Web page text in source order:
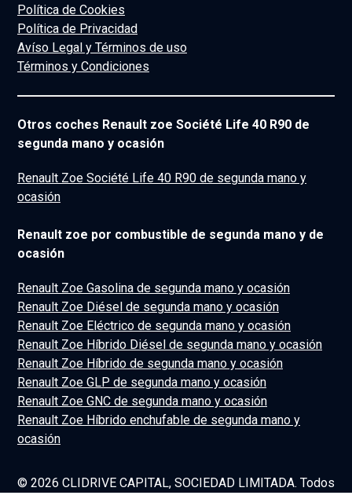
Política de Cookies
Política de Privacidad
Avíso Legal y Términos de uso
Términos y Condiciones
Otros coches Renault zoe Société Life 40 R90 de
segunda mano y ocasión
Renault Zoe Société Life 40 R90 de segunda mano y
ocasión
Renault zoe por combustible de segunda mano y de
ocasión
Renault Zoe Gasolina de segunda mano y ocasión
Renault Zoe Diésel de segunda mano y ocasión
Renault Zoe Eléctrico de segunda mano y ocasión
Renault Zoe Híbrido Diésel de segunda mano y ocasión
Renault Zoe Híbrido de segunda mano y ocasión
Renault Zoe GLP de segunda mano y ocasión
Renault Zoe GNC de segunda mano y ocasión
Renault Zoe Híbrido enchufable de segunda mano y
ocasión
© 2026 CLIDRIVE CAPITAL, SOCIEDAD LIMITADA. Todos